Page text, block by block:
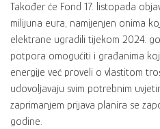
Također će Fond 17. listopada
milijuna eura, namijenjen onima
elektrane ugradili tijekom 2024.
potpora omogućiti i građanima
energije već proveli o vlastitom
udovoljavaju svim potrebnim
zaprimanjem prijava planira se
godine.